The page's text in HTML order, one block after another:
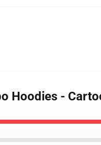
Hoodies -